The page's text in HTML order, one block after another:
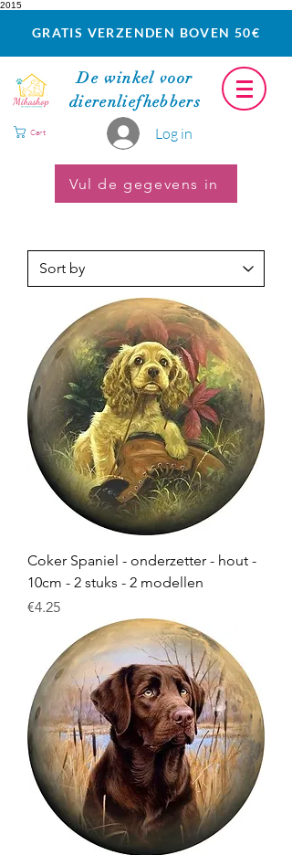
2015
GRATIS VERZENDEN BOVEN 50€
De winkel voor
dierenliefhebbers
Log in
Cart
Vul de gegevens in
Coker Spaniel - onderzetter - hout -
10cm - 2 stuks - 2 modellen
Price
€4.25